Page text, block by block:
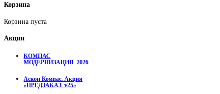
Корзина
Корзина пуста
Акции
КОМПАС
МОДЕРНИЗАЦИЯ_2026
Аскон Компас. Акция
«ПРЕДЗАКАЗ_v25»